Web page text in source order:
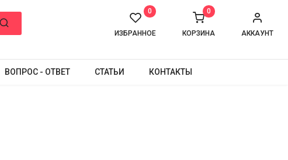
АККАУНТ
КОРЗИНА
0
ИЗБРАННОЕ
0
ВОПРОС - ОТВЕТ СТАТЬИ КОНТАКТЫ